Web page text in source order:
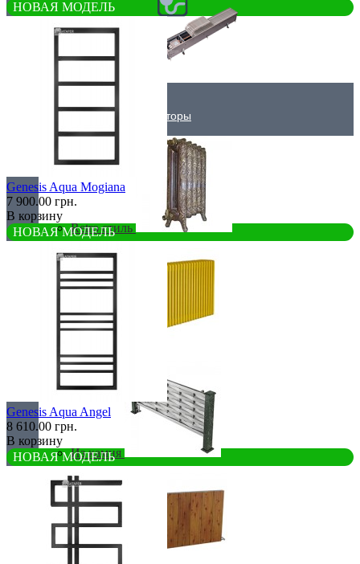
Электрические
Дизайнерские радиаторы
Retro стиль
Из камня
НОВАЯ МОДЕЛЬ
Genesis Aqua Mogiana
7 900.00 грн.
В корзину
НОВАЯ МОДЕЛЬ
Genesis Aqua Angel
8 610.00 грн.
В корзину
НОВАЯ МОДЕЛЬ